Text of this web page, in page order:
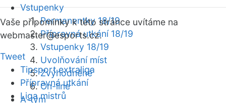
Vstupenky
Permanentky 18/19
Přípravná utkání 18/19
Vstupenky 18/19
Uvolňování míst
Zvýhodněné
On-line
A-tým
Vaše připomínky k této stránce uvítáme na
webmaster@esports.cz.
Tweet
Tipsport extraliga
Přípravná utkání
Liga mistrů